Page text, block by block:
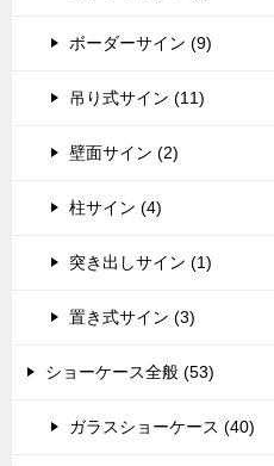
ボーダーサイン (9)
吊り式サイン (11)
壁面サイン (2)
柱サイン (4)
突き出しサイン (1)
置き式サイン (3)
ショーケース全般 (53)
ガラスショーケース (40)